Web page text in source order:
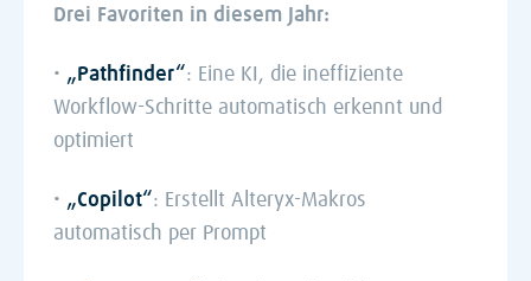
Drei Favoriten in diesem Jahr:
• „Pathfinder“: Eine KI, die ineffiziente
Workflow-Schritte automatisch erkennt und
optimiert
• „Copilot“: Erstellt Alteryx-Makros
automatisch per Prompt